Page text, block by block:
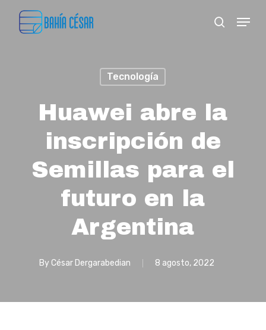
search
Menu
Tecnología
Huawei abre la
inscripción de
Semillas para el
futuro en la
Argentina
By César Dergarabedian 8 agosto, 2022